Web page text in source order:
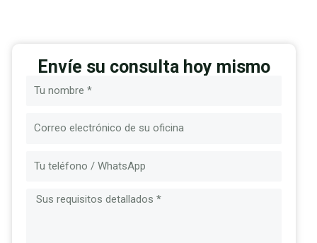
Envíe su consulta hoy mismo
Nombre
Correo
Mensaje